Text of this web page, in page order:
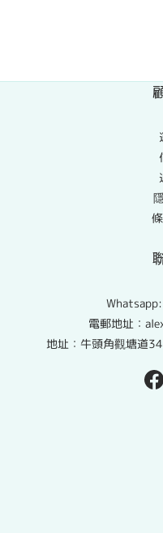
Whatsapp:
電郵地址：
地址：牛頭角觀塘道